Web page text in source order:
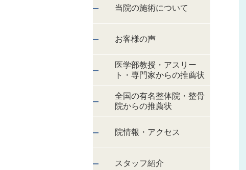
当院の施術について
お客様の声
医学部教授・アスリー
ト・専門家からの推薦状
全国の有名整体院・整骨
院からの推薦状
院情報・アクセス
スタッフ紹介